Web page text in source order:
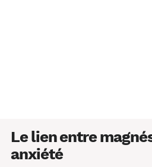
Le lien entre
anxiété